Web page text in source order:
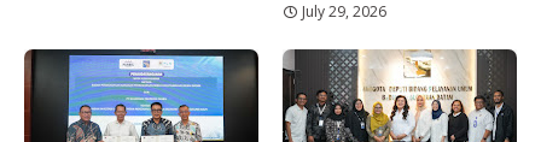
July 29, 2026